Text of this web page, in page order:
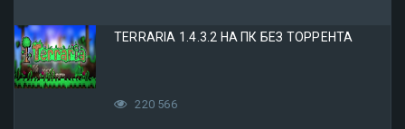
TERRARIA 1.4.3.2 НА ПК БЕЗ ТОРРЕНТА
220 566